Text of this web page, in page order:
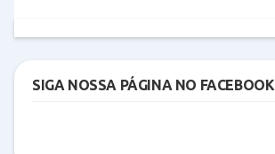
SIGA NOSSA PÁGINA NO FACEBOOK